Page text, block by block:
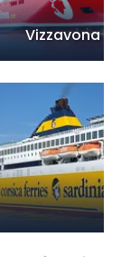
Vizzavona